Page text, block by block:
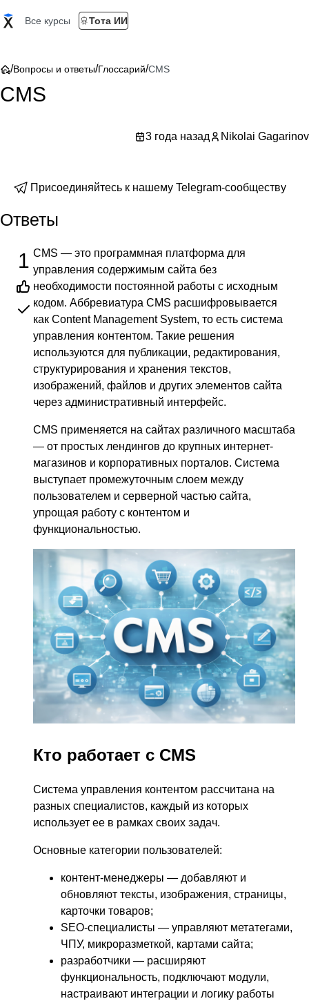
Все курсы Тота ИИ
/Вопросы и ответы/Глоссарий/CMS
CMS
3 года назад Nikolai Gagarinov
Присоединяйтесь к нашему Telegram-сообществу
Ответы
1 CMS — это программная платформа для
управления содержимым сайта без
необходимости постоянной работы с исходным
кодом. Аббревиатура CMS расшифровывается
как Content Management System, то есть система
управления контентом. Такие решения
используются для публикации, редактирования,
структурирования и хранения текстов,
изображений, файлов и других элементов сайта
через административный интерфейс.
CMS применяется на сайтах различного масштаба
— от простых лендингов до крупных интернет-
магазинов и корпоративных порталов. Система
выступает промежуточным слоем между
пользователем и серверной частью сайта,
упрощая работу с контентом и
функциональностью.
Кто работает с CMS
Система управления контентом рассчитана на
разных специалистов, каждый из которых
использует ее в рамках своих задач.
Основные категории пользователей:
контент-менеджеры — добавляют и
обновляют тексты, изображения, страницы,
карточки товаров;
SEO-специалисты — управляют метатегами,
ЧПУ, микроразметкой, картами сайта;
разработчики — расширяют
функциональность, подключают модули,
настраивают интеграции и логику работы